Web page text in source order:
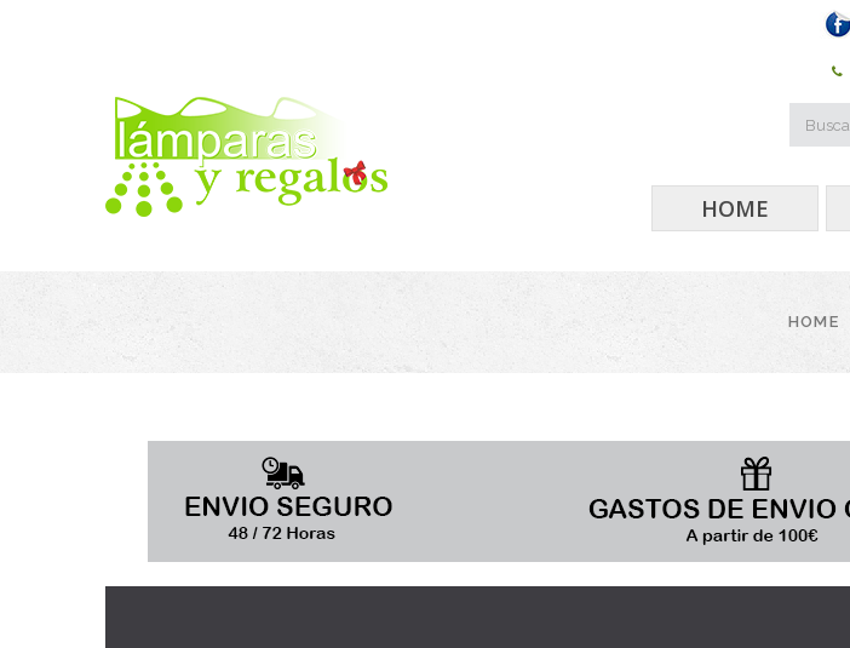
HOME
HOME